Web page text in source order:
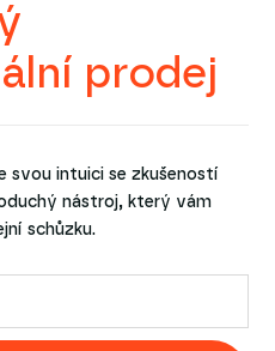
prodej
svou intuici se zkušeností
nástroj, který vám
schůzku.